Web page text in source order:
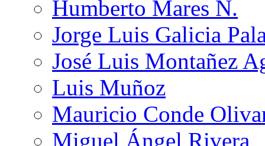
Humberto Mares N.
Jorge Luis Galicia
José Luis Montañez
Luis Muñoz
Mauricio Conde
Miguel Ángel Rivera